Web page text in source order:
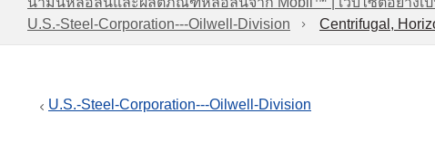
U.S.-Steel-Corporation---Oilwell-Division
Centrifugal,
U.S.-Steel-Corporation---Oilwell-Division